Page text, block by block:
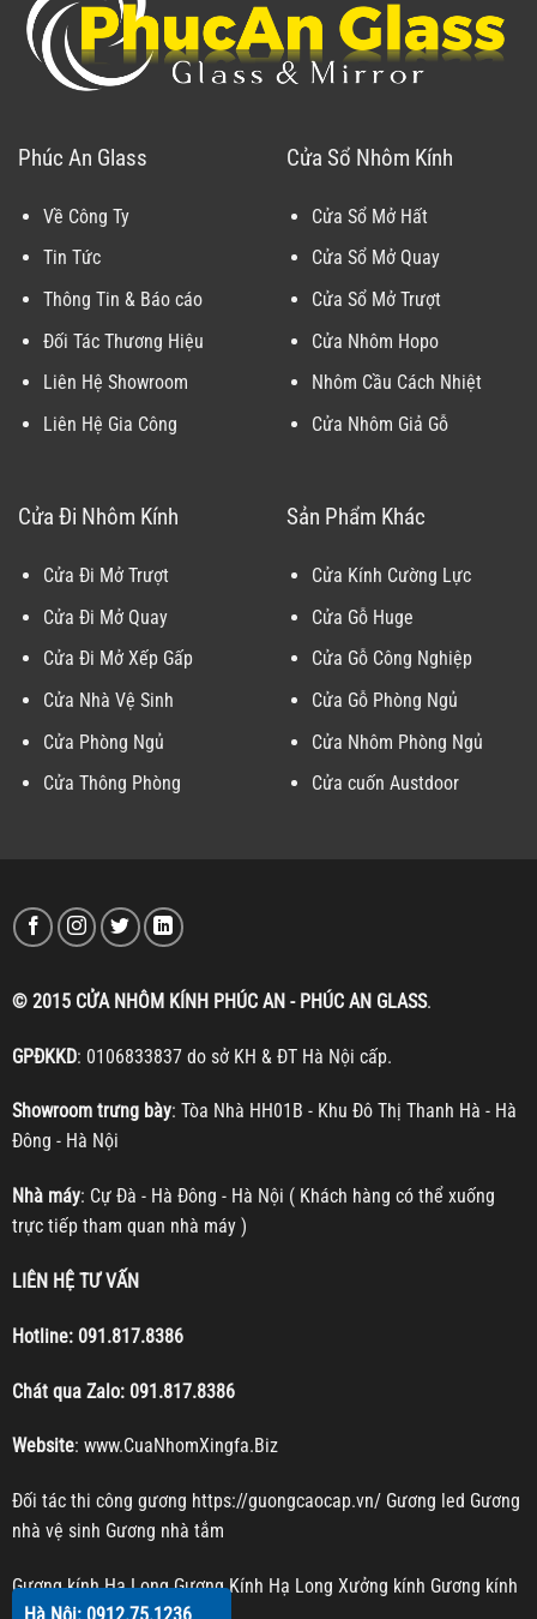
Phúc An Glass
Về Công Ty
Tin Tức
Thông Tin & Báo cáo
Đối Tác Thương Hiệu
Liên Hệ Showroom
Liên Hệ Gia Công
Cửa Sổ Nhôm Kính
Cửa Sổ Mở Hất
Cửa Sổ Mở Quay
Cửa Sổ Mở Trượt
Cửa Nhôm Hopo
Nhôm Cầu Cách Nhiệt
Cửa Nhôm Giả Gỗ
Cửa Đi Nhôm Kính
Cửa Đi Mở Trượt
Cửa Đi Mở Quay
Cửa Đi Mở Xếp Gấp
Cửa Nhà Vệ Sinh
Cửa Phòng Ngủ
Cửa Thông Phòng
Sản Phẩm Khác
Cửa Kính Cường Lực
Cửa Gỗ Huge
Cửa Gỗ Công Nghiệp
Cửa Gỗ Phòng Ngủ
Cửa Nhôm Phòng Ngủ
Cửa cuốn Austdoor
© 2015 CỬA NHÔM KÍNH PHÚC AN - PHÚC AN GLASS.
GPĐKKD: 0106833837 do sở KH & ĐT Hà Nội cấp.
Showroom trưng bày: Tòa Nhà HH01B - Khu Đô Thị Thanh Hà - Hà
Đông - Hà Nội
Nhà máy: Cự Đà - Hà Đông - Hà Nội ( Khách hàng có thể xuống
trực tiếp tham quan nhà máy )
LIÊN HỆ TƯ VẤN
Hotline: 091.817.8386
Chát qua Zalo: 091.817.8386
Website: www.CuaNhomXingfa.Biz
Đối tác thi công gương https://guongcaocap.vn/ Gương led Gương
nhà vệ sinh Gương nhà tắm
Gương kính Hạ LongGương Kính Hạ Long Xưởng kính Gương kính